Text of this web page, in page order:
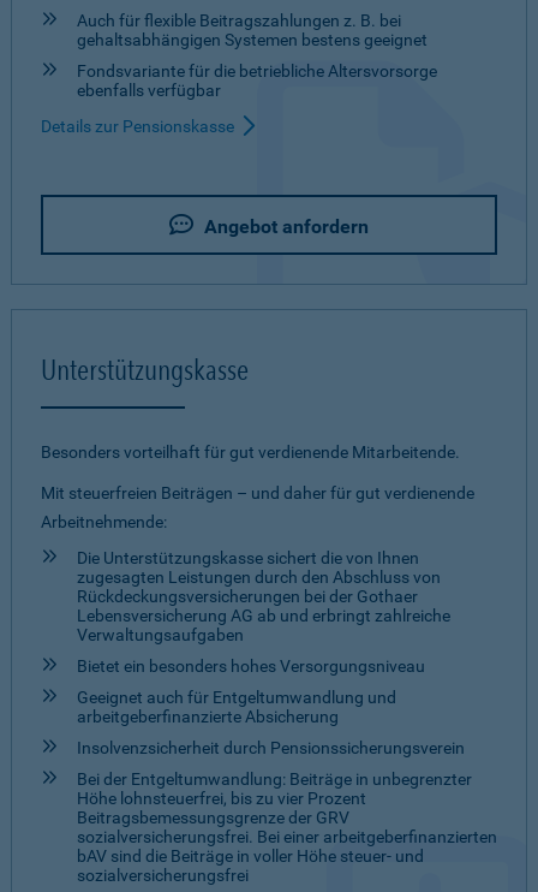
Auch für flexible Beitragszahlungen z. B. bei
gehaltsabhängigen Systemen bestens geeignet
Fondsvariante für die betriebliche Altersvorsorge
ebenfalls verfügbar
Details zur Pensionskasse
Angebot anfordern
Unterstützungskasse
Besonders vorteilhaft für gut verdienende Mitarbeitende.
Mit steuerfreien Beiträgen – und daher für gut verdienende
Arbeitnehmende:
Die Unterstützungskasse sichert die von Ihnen
zugesagten Leistungen durch den Abschluss von
Rückdeckungsversicherungen bei der Gothaer
Lebensversicherung AG ab und erbringt zahlreiche
Verwaltungsaufgaben
Bietet ein besonders hohes Versorgungsniveau
Geeignet auch für Entgeltumwandlung und
arbeitgeberfinanzierte Absicherung
Insolvenz­sicherheit durch Pensionssicherungsverein
Bei der Entgeltumwandlung: Beiträge in unbegrenzter
Höhe lohnsteuerfrei, bis zu vier Prozent
Beitragsbemessungsgrenze der GRV
sozialversicherungsfrei. Bei einer arbeitgeberfinanzierten
bAV sind die Beiträge in voller Höhe steuer- und
sozialversicherungsfrei